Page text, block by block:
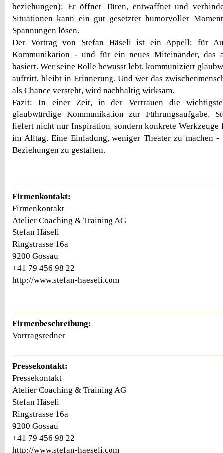
beziehungen): Er öffnet Türen, entwaffnet und
Situationen kann ein gut gesetzter humorvoller
Spannungen lösen.
Der Vortrag von Stefan Häseli ist ein Appell: für
Kommunikation - und für ein neues Miteinander, das
basiert. Wer seine Rolle bewusst lebt, kommuniziert
auftritt, bleibt in Erinnerung. Und wer das
als Chance versteht, wird nachhaltig wirksam.
Fazit: In einer Zeit, in der Vertrauen die
glaubwürdige Kommunikation zur Führungsaufgabe.
liefert nicht nur Inspiration, sondern konkrete Werkzeuge
im Alltag. Eine Einladung, weniger Theater zu machen -
Beziehungen zu gestalten.
Firmenkontakt:
Firmenkontakt
Atelier Coaching & Training AG
Stefan Häseli
Ringstrasse 16a
9200 Gossau
+41 79 456 98 22
http://www.stefan-haeseli.com
Firmenbeschreibung:
Vortragsredner
Pressekontakt:
Pressekontakt
Atelier Coaching & Training AG
Stefan Häseli
Ringstrasse 16a
9200 Gossau
+41 79 456 98 22
http://www.stefan-haeseli.com